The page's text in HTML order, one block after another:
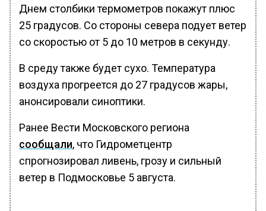
Днем столбики термометров покажут плюс
25 градусов. Со стороны севера подует ветер
со скоростью от 5 до 10 метров в секунду.
В среду также будет сухо. Температура
воздуха прогреется до 27 градусов жары,
анонсировали синоптики.
Ранее Вести Московского региона
сообщали, что Гидрометцентр
спрогнозировал ливень, грозу и сильный
ветер в Подмосковье 5 августа.